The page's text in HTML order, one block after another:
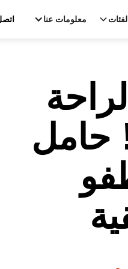
معلومات عنا
حامل